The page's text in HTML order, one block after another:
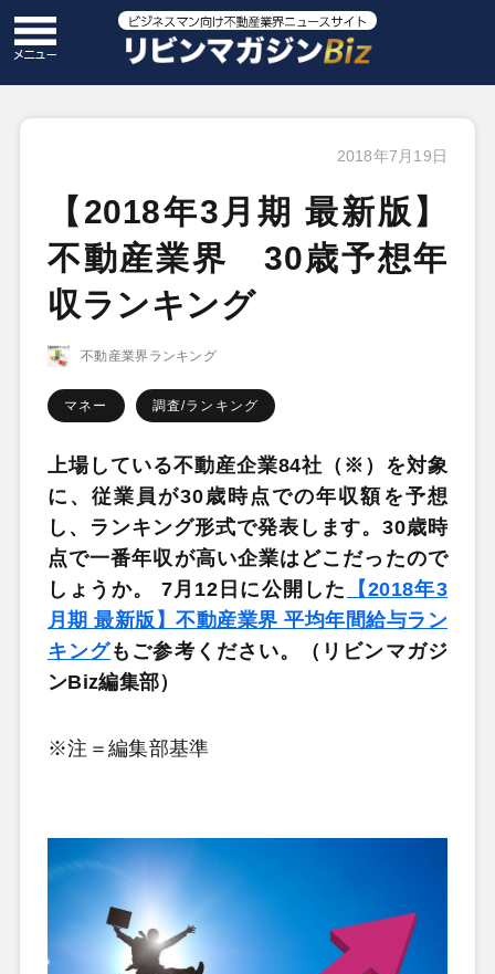
2018年7月19日
【2018年3月期 最新版】
不動産業界 30歳予想年
収ランキング
不動産業界ランキング
マネー 調査/ランキング
上場している不動産企業84社（※）を対象
に、従業員が30歳時点での年収額を予想
し、ランキング形式で発表します。30歳時
点で一番年収が高い企業はどこだったので
しょうか。 7月 12 日に公開した
【2018年3
月期 最新版】不動産業界 平均年間給与ラン
キングもご参考ください。（リビンマガジ
ンBiz編集部）
※注＝編集部基準